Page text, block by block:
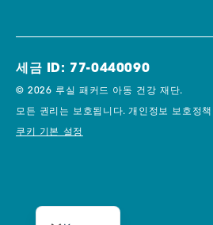
세금 ID: 77-0440090
© 2026 루실 패커드 아동 건강 재단.
모든 권리는 보호됩니다.개인정보 보호정책
쿠키 기본 설정